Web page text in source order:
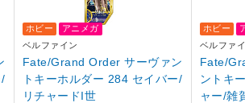
ホビー
アニメガ
ベルファイン
Fate/Grand Order サーヴァン
トキーホルダー 284 セイバー/
リチャードI世
ホビー
ベルファ
Fate/
ントキ
ャー/雑